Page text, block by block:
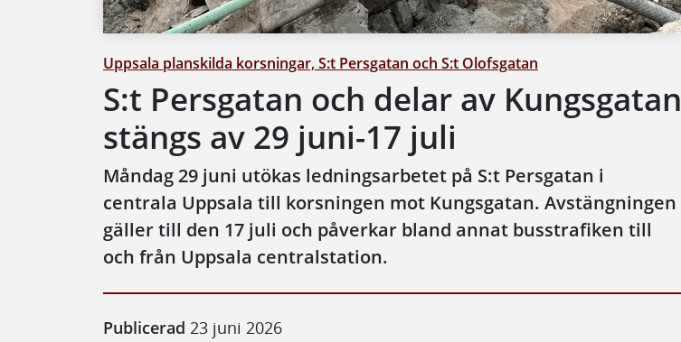
Uppsala planskilda korsningar, S:t Persgatan och S:t Olofsgatan
S:t Persgatan och delar av Kungsgatan
stängs av 29 juni-17 juli
Måndag 29 juni utökas ledningsarbetet på S:t Persgatan i
centrala Uppsala till korsningen mot Kungsgatan. Avstängningen
gäller till den 17 juli och påverkar bland annat busstrafiken till
och från Uppsala centralstation.
Publicerad 23 juni 2026